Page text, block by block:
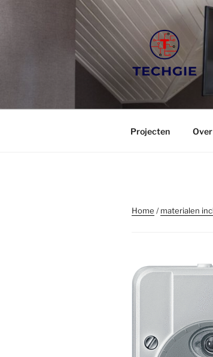
Projecten
Home /materialen